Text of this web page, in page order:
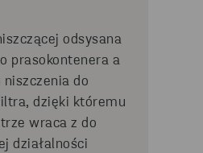
odsysana
prasokontenera a
niszczenia do
dzięki któremu
wraca z do
działalności